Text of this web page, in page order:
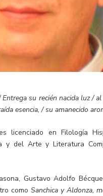
su recién nacida luz /
esencia, / su amanecido
licenciado en Filología
y del Arte y Literatura
Gustavo Adolfo
comoSanchica y Aldonza,